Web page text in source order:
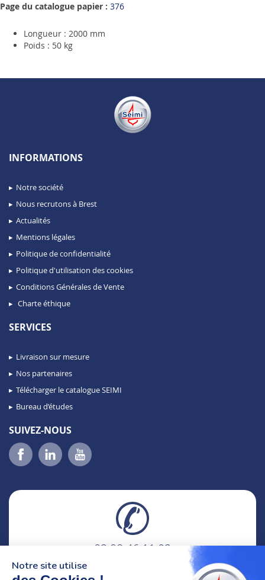
Page du catalogue papier : 376
Longueur : 2000 mm
Poids : 50 kg
INFORMATIONS
Notre société
Nous recrutons à Brest
Actualités
Mentions légales
Politique de confidentialité
Politique d'utilisation des cookies
Conditions Générales de Vente
Charte éthique
SERVICES
Livraison sur mesure
Nos partenaires
Télécharger le catalogue SEIMI
Bureau d’études
SUIVEZ-NOUS
02 98 46 11 02
8h-12h30 & 13h30-18h
Notre site utilise